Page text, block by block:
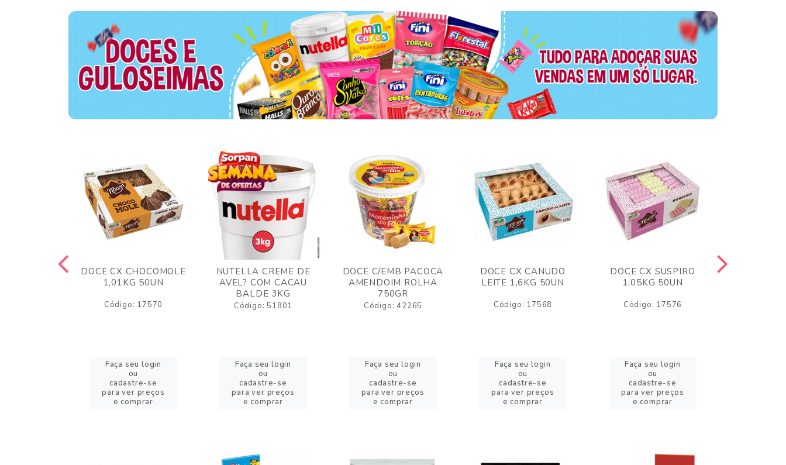
DOCE CX CHOCOMOLE
1,01KG 50UN
Código: 17570
Faça seu login
ou
cadastre-se
para ver preços
e comprar
NUTELLA CREME DE
AVEL? COM CACAU
BALDE 3KG
Código: 51801
Faça seu login
ou
cadastre-se
para ver preços
e comprar
DOCE C/EMB PACOCA
AMENDOIM ROLHA
750GR
Código: 42265
Faça seu login
ou
cadastre-se
para ver preços
e comprar
DOCE CX CANUDO
LEITE 1,6KG 50UN
Código: 17568
Faça seu login
ou
cadastre-se
para ver preços
e comprar
DOCE CX SUSPIRO
1,05KG 50UN
Código: 17576
Faça seu login
ou
cadastre-se
para ver preços
e comprar